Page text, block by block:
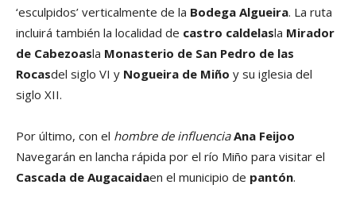
‘esculpidos’ verticalmente de la Bodega Algueira. La ruta
incluirá también la localidad de castro caldelasla Mirador
de Cabezoasla Monasterio de San Pedro de las
Rocasdel siglo VI y Nogueira de Miño y su iglesia del
siglo XII.
Por último, con el hombre de influencia Ana Feijoo
Navegarán en lancha rápida por el río Miño para visitar el
Cascada de Augacaidaen el municipio de pantón.